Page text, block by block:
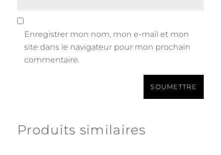
Enregistrer mon nom, mon e-mail et mon
site dans le navigateur pour mon prochain
commentaire.
Produits similaires